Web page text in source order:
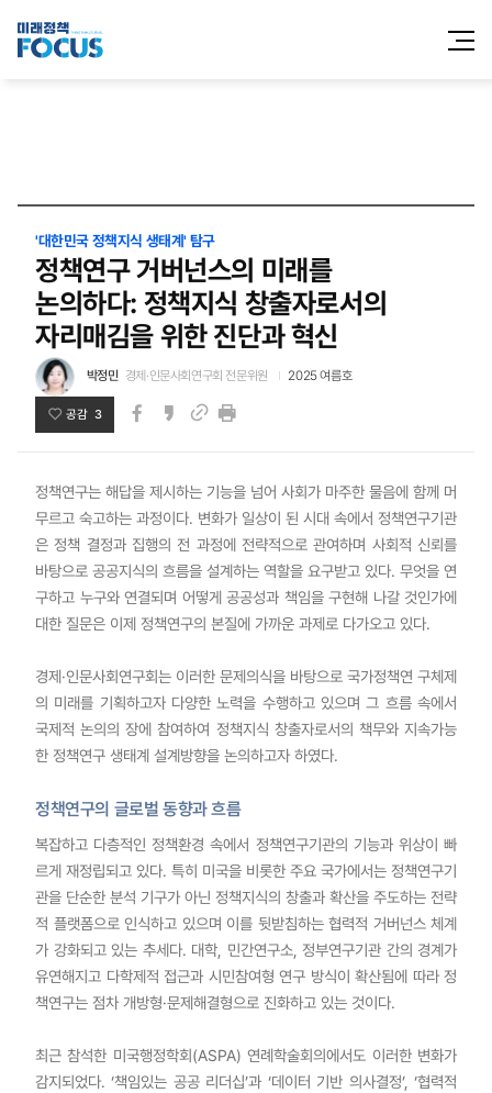
전체메
열기
'대한민국 정책지식 생태계' 탐구
정책연구 거버넌스의 미래를
논의하다: 정책지식 창출자로서의
자리매김을 위한 진단과 혁신
박정민 경제·인문사회연구회 전문위원 2025 여름호
공감 3
정책연구는 해답을 제시하는 기능을 넘어 사회가 마주한 물음에 함께 머
무르고 숙고하는 과정이다. 변화가 일상이 된 시대 속에서 정책연구기관
은 정책 결정과 집행의 전 과정에 전략적으로 관여하며 사회적 신뢰를
바탕으로 공공지식의 흐름을 설계하는 역할을 요구받고 있다. 무엇을 연
구하고 누구와 연결되며 어떻게 공공성과 책임을 구현해 나갈 것인가에
대한 질문은 이제 정책연구의 본질에 가까운 과제로 다가오고 있다.
경제·인문사회연구회는 이러한 문제의식을 바탕으로 국가정책연 구체제
의 미래를 기획하고자 다양한 노력을 수행하고 있으며 그 흐름 속에서
국제적 논의의 장에 참여하여 정책지식 창출자로서의 책무와 지속가능
한 정책연구 생태계 설계방향을 논의하고자 하였다.
정책연구의 글로벌 동향과 흐름
복잡하고 다층적인 정책환경 속에서 정책연구기관의 기능과 위상이 빠
르게 재정립되고 있다. 특히 미국을 비롯한 주요 국가에서는 정책연구기
관을 단순한 분석 기구가 아닌 정책지식의 창출과 확산을 주도하는 전략
적 플랫폼으로 인식하고 있으며 이를 뒷받침하는 협력적 거버넌스 체계
가 강화되고 있는 추세다. 대학, 민간연구소, 정부연구기관 간의 경계가
유연해지고 다학제적 접근과 시민참여형 연구 방식이 확산됨에 따라 정
책연구는 점차 개방형·문제해결형으로 진화하고 있는 것이다.
최근 참석한 미국행정학회(ASPA) 연례학술회의에서도 이러한 변화가
감지되었다. ‘책임있는 공공 리더십’과 ‘데이터 기반 의사결정’, ‘협력적